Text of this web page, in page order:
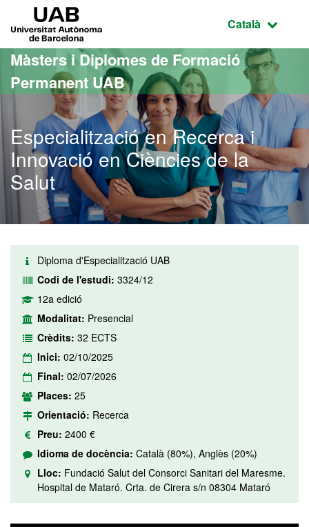
Ves al contingut principal
Ves a la navegació de la pàgina
Idioma
Català
Màsters i Diplomes de Formació
Permanent UAB
Especialització en Recerca i
Innovació en Ciències de la
Salut
Diploma d'Especialització UAB
Codi de l'estudi: 3324/12
12a edició
Modalitat: Presencial
Crèdits: 32 ECTS
Inici: 02/10/2025
Final: 02/07/2026
Places: 25
Orientació: Recerca
Preu: 2400 €
Idioma de docència: Català (80%), Anglès (20%)
Lloc: Fundació Salut del Consorci Sanitari del Maresme.
Hospital de Mataró. Crta. de Cirera s/n 08304 Mataró